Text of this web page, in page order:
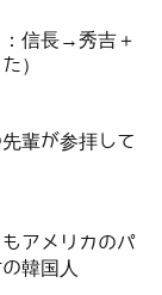
信長→秀吉＋
）
輩が参拝して
もアメリカのパ
韓国人